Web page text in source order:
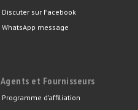
Discuter sur Facebook
WhatsApp message
Agents et Fournisseurs
Programme d’affiliation